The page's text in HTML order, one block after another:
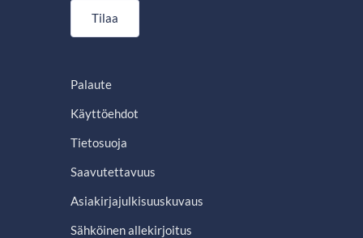
Tilaa
Palaute
Käyttöehdot
Tietosuoja
Saavutettavuus
Asiakirjajulkisuuskuvaus
Sähköinen allekirjoitus